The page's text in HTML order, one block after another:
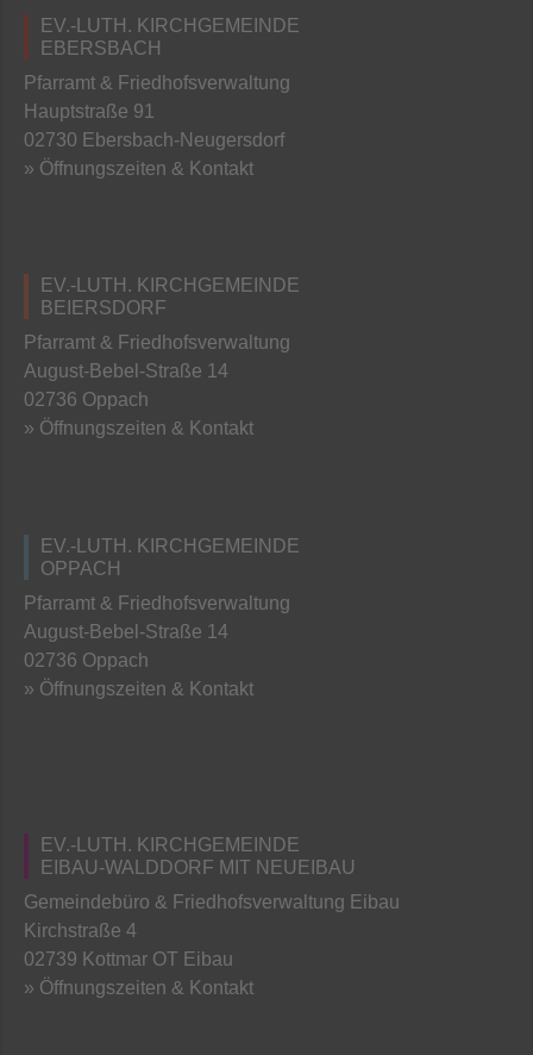
EV.-LUTH. KIRCHGEMEINDE
EBERSBACH
Pfarramt & Friedhofsverwaltung
Hauptstraße 91
02730 Ebersbach-Neugersdorf
» Öffnungszeiten & Kontakt
EV.-LUTH. KIRCHGEMEINDE
BEIERSDORF
Pfarramt & Friedhofsverwaltung
August-Bebel-Straße 14
02736 Oppach
» Öffnungszeiten & Kontakt
EV.-LUTH. KIRCHGEMEINDE
OPPACH
Pfarramt & Friedhofsverwaltung
August-Bebel-Straße 14
02736 Oppach
» Öffnungszeiten & Kontakt
EV.-LUTH. KIRCHGEMEINDE
EIBAU-WALDDORF MIT NEUEIBAU
Gemeindebüro & Friedhofsverwaltung Eibau
Kirchstraße 4
02739 Kottmar OT Eibau
» Öffnungszeiten & Kontakt